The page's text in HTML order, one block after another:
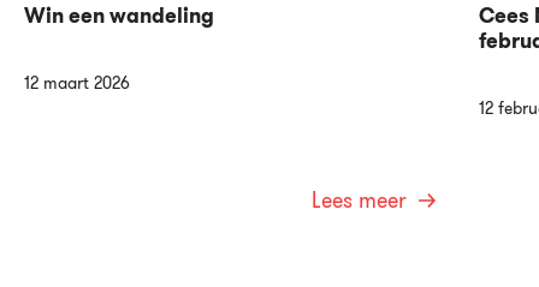
12 maart 2026
Win een wandeling
Lees meer
12
Cees